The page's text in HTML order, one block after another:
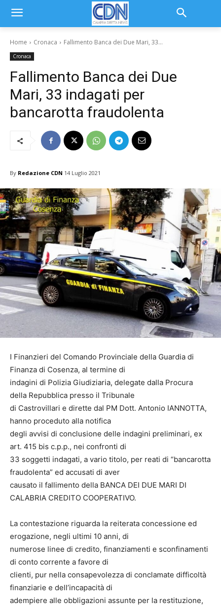
Home Cronaca Fallimento Banca dei Due Mari, 33...
Cronaca
Fallimento Banca dei Due
Mari, 33 indagati per
bancarotta fraudolenta
By Redazione CDN 14 Luglio 2021
I Finanzieri del Comando Provinciale della Guardia di
Finanza di Cosenza, al termine di
indagini di Polizia Giudiziaria, delegate dalla Procura
della Repubblica presso il Tribunale
di Castrovillari e dirette dal PM Dott. Antonio IANNOTTA,
hanno proceduto alla notifica
degli avvisi di conclusione delle indagini preliminari, ex
art. 415 bis c.p.p., nei confronti di
33 soggetti indagati, a vario titolo, per reati di “bancarotta
fraudolenta” ed accusati di aver
causato il fallimento della BANCA DEI DUE MARI DI
CALABRIA CREDITO COOPERATIVO.
La contestazione riguarda la reiterata concessione ed
erogazione, negli ultimi 10 anni, di
numerose linee di credito, finanziamenti e sconfinamenti
di conto corrente a favore di
clienti, pur nella consapevolezza di conclamate difficoltà
finanziarie e dell’incapacità di
adempiere alle obbligazioni assunte per la restituzione,